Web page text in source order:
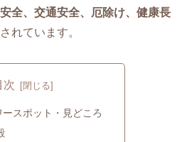
全、交通安全、厄除け、健康長
れています。
次
スポット・見どころ